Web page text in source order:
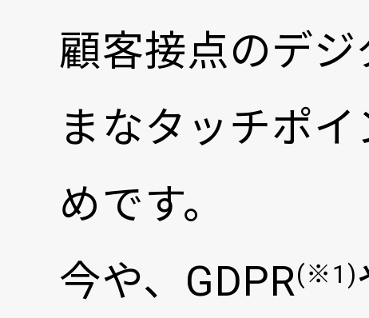
顧客接点のデ
まなタッチポ
めです。
今や、GDPR(※1)